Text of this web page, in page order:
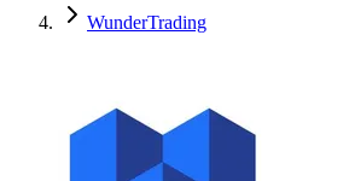
WunderTrading